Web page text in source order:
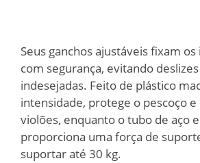
Seus ganchos ajustáveis fixam
com segurança, evitando
indesejadas. Feito de plástico
intensidade, protege o pescoço
violões, enquanto o tubo de aço
proporciona uma força de
suportar até 30 kg.